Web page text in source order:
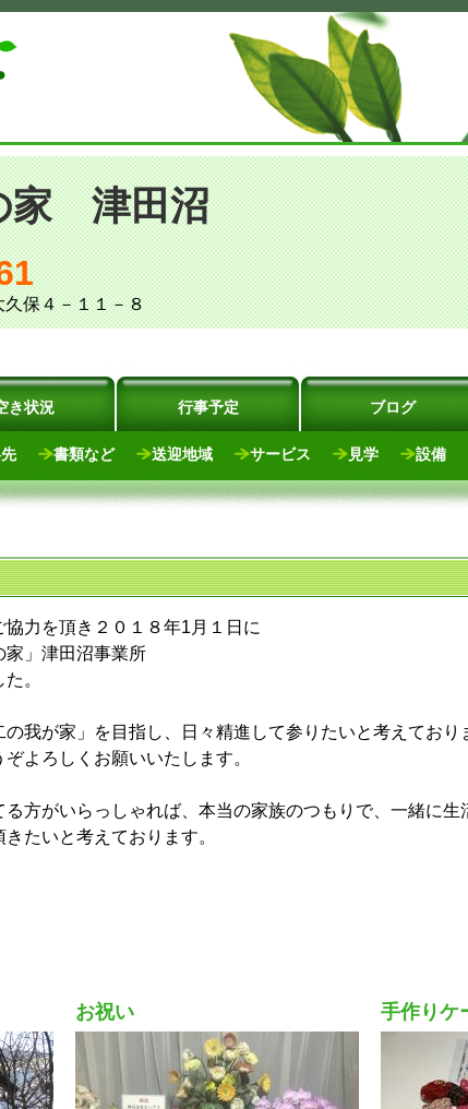
家 津田沼
保４－１１－８
き状況 行事予定 ブログ
書類など 送迎地域 サービス 見学 設備
力を頂き２０１８年1月１日に
家」津田沼事業所
。
の我が家」を目指し、日々精進して参りたいと考えており
よろしくお願いいたします。
る方がいらっしゃれば、本当の家族のつもりで、一緒に生
たいと考えております。
お祝い 手作りケ